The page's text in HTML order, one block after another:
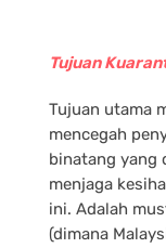
Tujuan
Tujuan utama
mencegah
binatang yang
menjaga
ini. Adalah
(dimana